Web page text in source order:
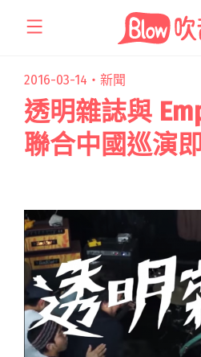
2016-03-14・ 新聞
透明雜誌與
聯合中國巡演